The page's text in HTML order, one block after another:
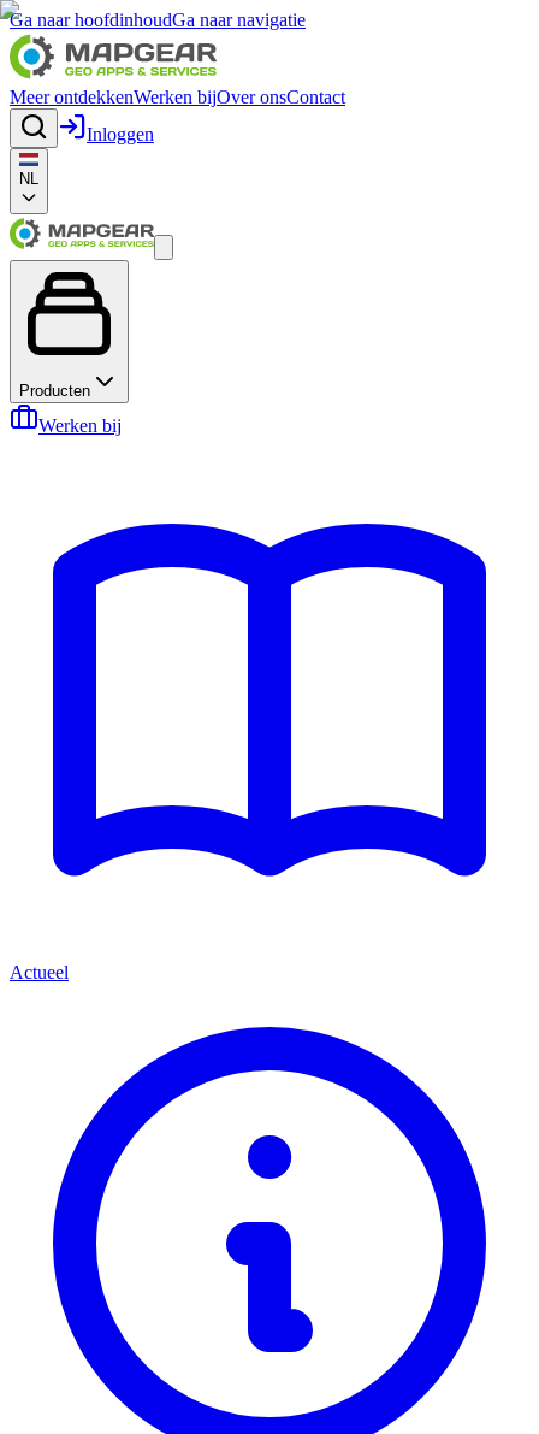
Ga naar hoofdinhoudGa naar navigatie
Meer ontdekkenWerken bijOver onsContact
Inloggen
NL
Producten
Werken bij
Actueel